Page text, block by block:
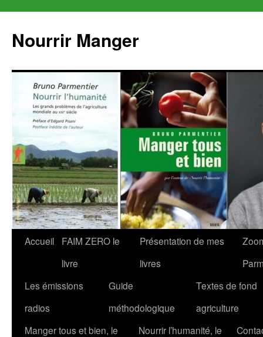
contenu
Nourrir Manger
Accueil
FAIM ZERO le
livre
Présentation de mes
livres
Les émissions
radios
Guide
méthodologique
Textes de fond
agriculture
Manger tous et bien, le
Nourrir l’humanité, le